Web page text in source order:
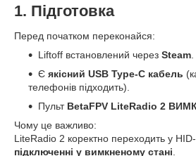
1. Підготовка
Перед початком переконайся:
Liftoff встановлений через Steam.
Є якісний USB Type-C кабель
телефонів підходить).
Пульт BetaFPV LiteRadio 2
Чому це важливо:
LiteRadio 2 коректно переходить у
підключенні у вимкненому стані.